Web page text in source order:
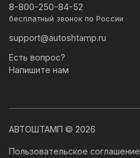
8-800-250-84-52
бесплатный звонок по России
support@autoshtamp.ru
Есть вопрос?
Напишите нам
АВТОШТАМП © 2026
Пользовательское соглашение